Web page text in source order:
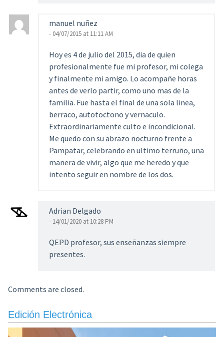
manuel nuñez
- 04/07/2015 at 11:11 AM
Hoy es 4 de julio del 2015, dia de quien
profesionalmente fue mi profesor, mi colega
y finalmente mi amigo. Lo acompañe horas
antes de verlo partir, como uno mas de la
familia. Fue hasta el final de una sola linea,
berraco, autotoctono y vernaculo.
Extraordinariamente culto e incondicional.
Me quedo con su abrazo nocturno frente a
Pampatar, celebrando en ultimo terruño, una
manera de vivir, algo que me heredo y que
intento seguir en nombre de los dos.
Adrian Delgado
- 14/01/2020 at 10:28 PM
QEPD profesor, sus enseñanzas siempre
presentes.
Comments are closed.
Edición Electrónica